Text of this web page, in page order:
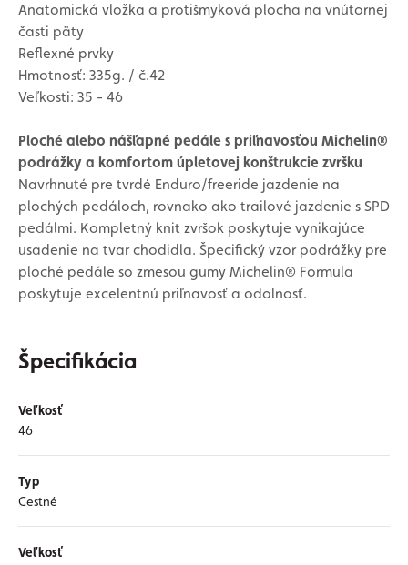
Anatomická vložka a protišmyková plocha na vnútornej
časti päty
Reflexné prvky
Hmotnosť: 335g. / č.42
Veľkosti: 35 - 46
Ploché alebo nášľapné pedále s priľnavosťou Michelin®
podrážky a komfortom úpletovej konštrukcie zvršku
Navrhnuté pre tvrdé Enduro/freeride jazdenie na
plochých pedáloch, rovnako ako trailové jazdenie s SPD
pedálmi. Kompletný knit zvršok poskytuje vynikajúce
usadenie na tvar chodidla. Špecifický vzor podrážky pre
ploché pedále so zmesou gumy Michelin® Formula
poskytuje excelentnú priľnavosť a odolnosť.
Špecifikácia
Veľkosť
46
Typ
Cestné
Veľkosť